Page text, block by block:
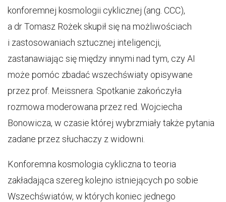
konforemnej kosmologii cyklicznej (ang. CCC),
a dr Tomasz Rożek skupił się na możliwościach
i zastosowaniach sztucznej inteligencji,
zastanawiając się między innymi nad tym, czy AI
może pomóc zbadać wszechświaty opisywane
przez prof. Meissnera. Spotkanie zakończyła
rozmowa moderowana przez red. Wojciecha
Bonowicza, w czasie której wybrzmiały także pytania
zadane przez słuchaczy z widowni.
Konforemna kosmologia cykliczna to teoria
zakładająca szereg kolejno istniejących po sobie
Wszechświatów, w których koniec jednego